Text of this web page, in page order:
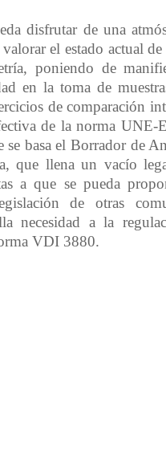
disfrutar de una
el estado actual
poniendo de
en la toma de
de comparación
de la norma UNE-
basa el Borrador de
que llena un vacío
a que se pueda
de otras
necesidad a la
VDI 3880.